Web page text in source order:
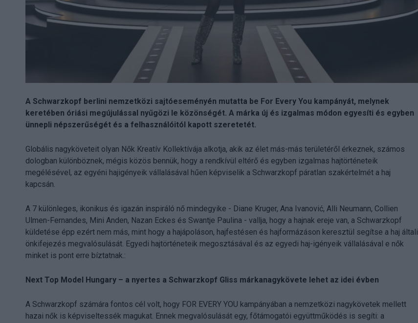
A Schwarzkopf berlini nemzetközi sajtóeseményén mutatta be For Every You kampányát, melynek
keretében óriási megújulással nyűgözi le közönségét. A márka új és izgalmas módon egyesíti és egyben
ünnepli népszerűségét és a felhasználóitól kapott szeretetét.
Globális nagyköveteit olyan Nők Kreatív Kollektívája alkotja, akik az élet más-más területéről érkeznek, számos
dologban különböznek, mégis közös bennük, hogy a rendkívül eltérő és egyben izgalmas hajtörténeteik
megélésével, az egyéni hajigényeik vállalásával hűen képviselik a Schwarzkopf páratlan szakértelmét a haj
kapcsán.
A 7 különleges, ikonikus és igazán inspiráló nő mindegyike - Diane Kruger, Ana Ivanović, Alli Neumann, Collien
Ulmen-Fernandes, Mini Anden, Nazan Eckes és Swantje Paulina - vallja, hogy a hajnak ereje van, a Schwarzkopf
küldetése épp ezért nem más, mint hogy a hajápoláson, hajfestésen és hajformázáson keresztül segítse a haj általi
önkifejezés megvalósulását. Egyedi hajtörténeteik megosztásával és az egyedi haj-igényeik vállalásával e nők
minket is pont erre bíztatnak.:
Next Top Model Hungary – a nyertes a Schwarzkopf Gliss márkanagykövete lehet az idei évben
A Schwarzkopf számára fontos cél volt, hogy FOR EVERY YOU kampányában a nemzetközi nagykövetek mellett
hazai nők is képviseltessék magukat. Ennek megvalósulását egy, főtámogatói együttműködés is segíti: a